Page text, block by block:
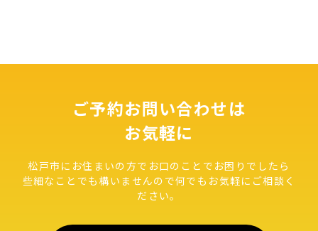
ご予約お問い合わせは
お気軽に
松戸市にお住まいの方でお口のことでお困りでしたら
些細なことでも構いませんので何でもお気軽にご相談く
ださい。